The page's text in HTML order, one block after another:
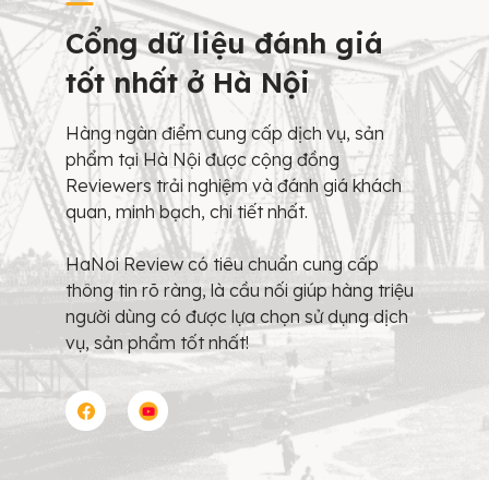
Cổng dữ liệu đánh giá
tốt nhất ở Hà Nội
Hàng ngàn điểm cung cấp dịch vụ, sản
phẩm tại Hà Nội được cộng đồng
Reviewers trải nghiệm và đánh giá khách
quan, minh bạch, chi tiết nhất.
HaNoi Review có tiêu chuẩn cung cấp
thông tin rõ ràng, là cầu nối giúp hàng triệu
người dùng có được lựa chọn sử dụng dịch
vụ, sản phẩm tốt nhất!